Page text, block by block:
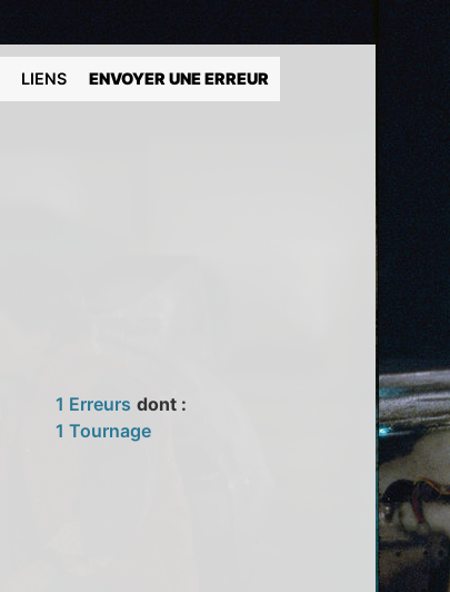
LIENS ENVOYER UNE ERREUR
1 Erreurs dont :
1 Tournage